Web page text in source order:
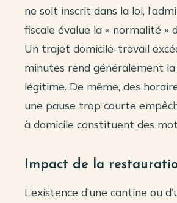
ne soit inscrit dans la loi,
fiscale évalue la « normalité »
Un trajet domicile-travail
minutes rend généralement
légitime. De même, des
une pause trop courte
à domicile constituent des
Impact de la
L’existence d’une cantine ou